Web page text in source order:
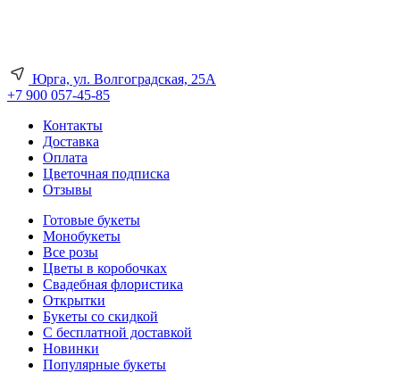
Юрга, ул. Волгоградская, 25А
+7 900 057-45-85
Контакты
Доставка
Оплата
Цветочная подписка
Отзывы
Готовые букеты
Монобукеты
Все розы
Цветы в коробочках
Свадебная флористика
Открытки
Букеты со скидкой
С бесплатной доставкой
Новинки
Популярные букеты